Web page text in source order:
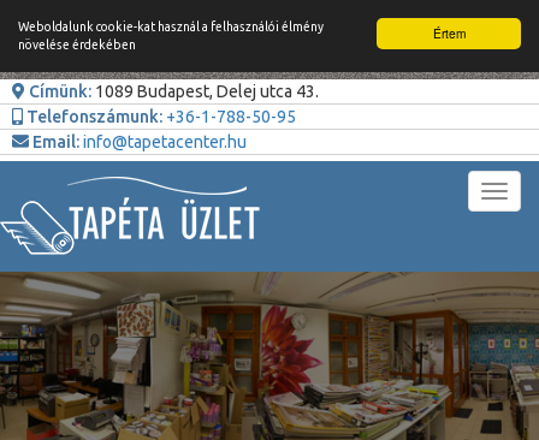
Értem
Weboldalunk cookie-kat használ a felhasználói élmény
növelése érdekében
Címünk: 1089 Budapest, Delej utca 43.
Telefonszámunk: +36-1-788-50-95
Email:info@tapetacenter.hu